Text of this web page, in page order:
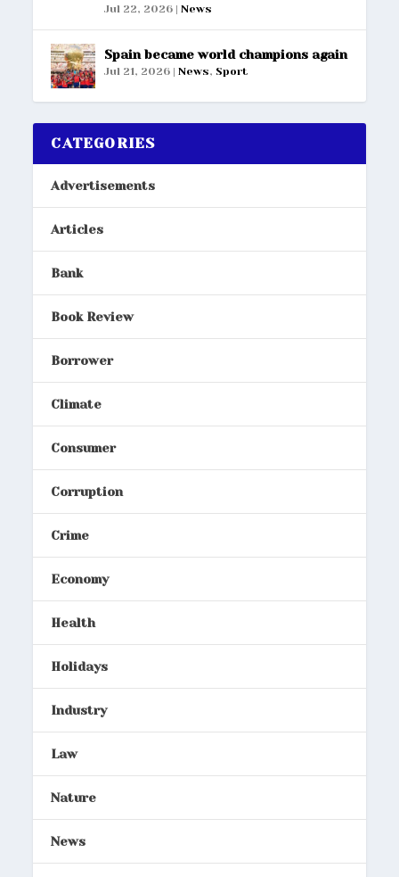
Jul 22, 2026 |News
Spain became world champions again
Jul 21, 2026 |News, Sport
CATEGORIES
Advertisements
Articles
Bank
Book Review
Borrower
Climate
Consumer
Corruption
Crime
Economy
Health
Holidays
Industry
Law
Nature
News